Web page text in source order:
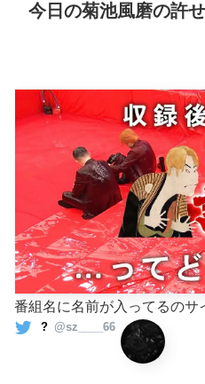
今日の菊池風磨の許
番組名に名前が入ってるのサ
? @sz____66